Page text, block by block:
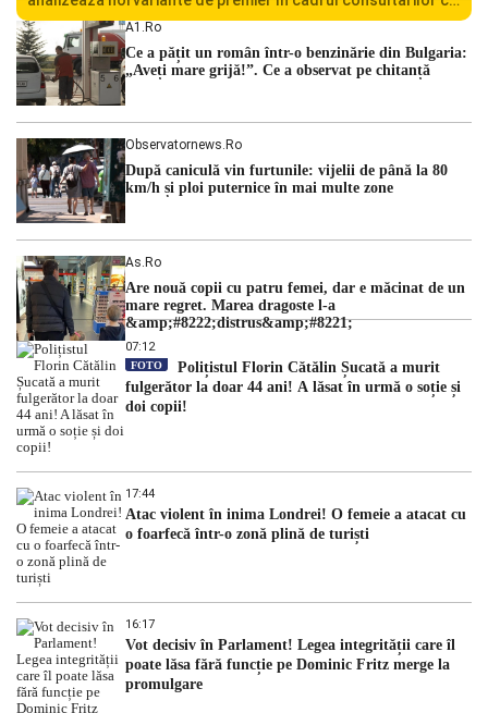
liderii politici. Ciprian Ciucu vorbește despre scenariul unui
guvern tehnocrat și despre posibilitatea a două cabinete
succesive. Nicușor Dan analizează noi variante de premier
România traversează […]
A1.ro
Ce a pățit un român într-o benzinărie din Bulgaria:
„Aveți mare grijă!”. Ce a observat pe chitanță
Observatornews.ro
După caniculă vin furtunile: vijelii de până la 80
km/h și ploi puternice în mai multe zone
As.ro
Are nouă copii cu patru femei, dar e măcinat de un
mare regret. Marea dragoste l-a
&amp;#8222;distrus&amp;#8221;
07:12
FOTO
Polițistul Florin Cătălin Șucată a murit
fulgerător la doar 44 ani! A lăsat în urmă o soție și
doi copii!
17:44
Atac violent în inima Londrei! O femeie a atacat cu
o foarfecă într-o zonă plină de turiști
16:17
Vot decisiv în Parlament! Legea integrității care îl
poate lăsa fără funcție pe Dominic Fritz merge la
promulgare